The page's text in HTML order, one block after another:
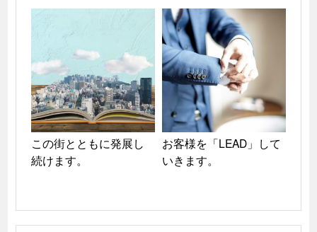
この街とともに発展し
続けます。
お客様を「LEAD」して
いきます。